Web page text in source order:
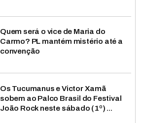
Quem será o vice de Maria do
Carmo? PL mantém mistério até a
convenção
Os Tucumanus e Victor Xamã
sobem ao Palco Brasil do Festival
João Rock neste sábado (1º) ...